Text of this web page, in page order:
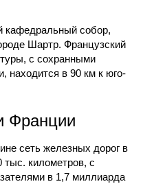
кафедральный собор,
Шартр. Французский
с сохранными
находится в 90 км к юго-
Франции
сеть железных дорог в
тыс. километров, с
в 1,7 миллиарда